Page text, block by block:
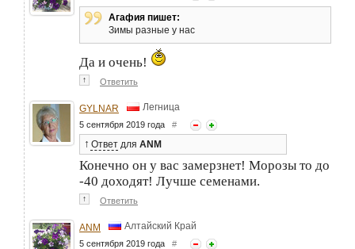
Агафия пишет:
Зимы разные у нас
Да и очень!
↑ Ответить
GYLNAR Легница
5 сентября 2019 года #
↑ Ответ для ANM
Конечно он у вас замерзнет! Морозы то до
-40 доходят! Лучше семенами.
↑ Ответить
ANM Алтайский Край
5 сентября 2019 года #